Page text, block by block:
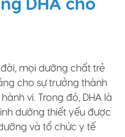
mọi dưỡng chất trẻ
cho sự trưởng thành
vi. Trong đó, DHA là
dưỡng thiết yếu được
và tổ chức y tế